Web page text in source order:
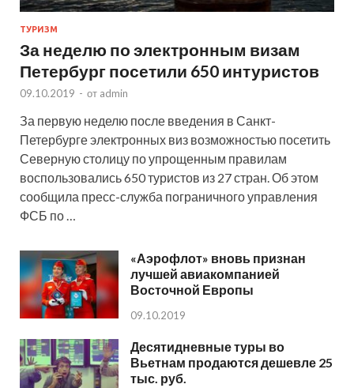
ТУРИЗМ
За неделю по электронным визам
Петербург посетили 650 интуристов
09.10.2019 - от admin
За первую неделю после введения в Санкт-
Петербурге электронных виз возможностью посетить
Северную столицу по упрощенным правилам
воспользовались 650 туристов из 27 стран. Об этом
сообщила пресс-служба пограничного управления
ФСБ по …
«Аэрофлот» вновь признан
лучшей авиакомпанией
Восточной Европы
09.10.2019
Десятидневные туры во
Вьетнам продаются дешевле 25
тыс. руб.